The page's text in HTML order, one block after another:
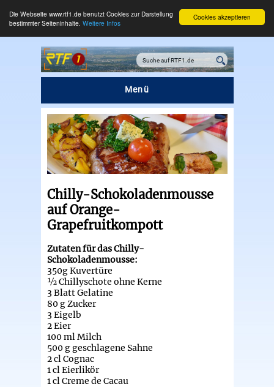
Cookies akzeptieren
Die Webseite www.rtf1.de benutzt Cookies zur Darstellung
bestimmter Seiteninhalte. Weitere Infos
Menü
Chilly-Schokoladenmousse
auf Orange-
Grapefruitkompott
Zutaten für das Chilly-
Schokoladenmousse:
350g Kuvertüre
½ Chillyschote ohne Kerne
3 Blatt Gelatine
80 g Zucker
3 Eigelb
2 Eier
100 ml Milch
500 g geschlagene Sahne
2 cl Cognac
1 cl Eierlikör
1 cl Creme de Cacau